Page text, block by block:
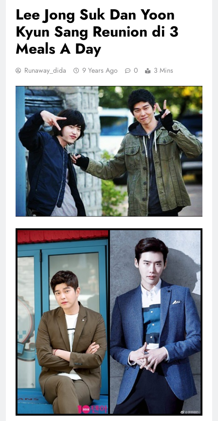
Lee Jong Suk Dan Yoon
Kyun Sang Reunion di 3
Meals A Day
Runaway_dida 9 Years Ago 0 3 Mins